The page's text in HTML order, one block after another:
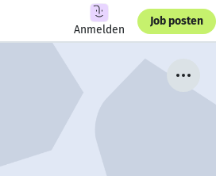
Anmelden
Job posten